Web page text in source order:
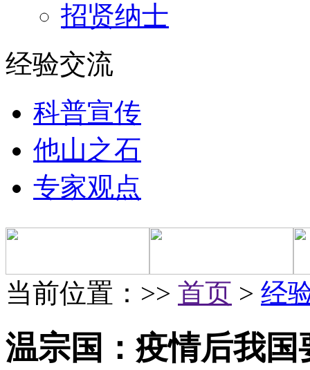
招贤纳士
经验交流
科普宣传
他山之石
专家观点
当前位置：>> 首页 > 经
温宗国：疫情后我